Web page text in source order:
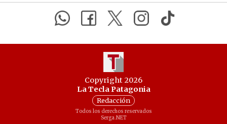
Copyright 2026
La Tecla Patagonia
Redacción
Todos los derechos reservados
Serga.NET